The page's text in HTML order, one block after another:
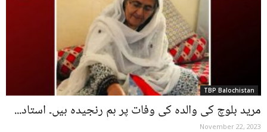
TBP Balochistan
مرید بلوچ کی والدہ کی وفات پر ہم رنجیدہ ہیں۔ استاد...
November 22, 2023